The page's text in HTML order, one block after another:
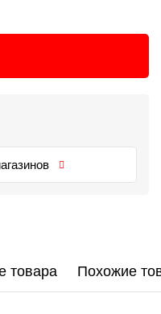
товара Похожие